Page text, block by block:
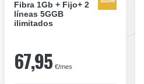
Fibra 1Gb + Fijo+ 2
líneas 5GGB
ilimitados
67,95 €/mes